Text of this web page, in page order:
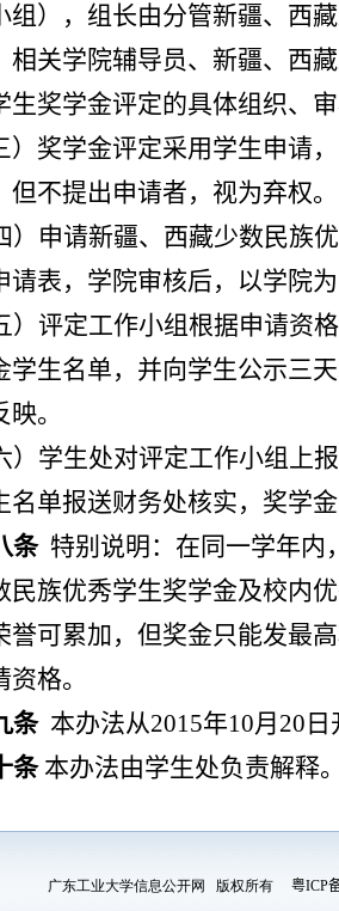
组），组长由分管新疆、西
相关学院辅导员、新疆、西
生奖学金评定的具体组织、
）奖学金评定采用学生申请
但不提出申请者，视为弃权。
）申请新疆、西藏少数民族
请表，学院审核后，以学院
）评定工作小组根据申请资
学生名单，并向学生公示三
。
）学生处对评定工作小组上
名单报送财务处核实，奖学
条特别说明：在同一学年内
民族优秀学生奖学金及校内
誉可累加，但奖金只能发最
格。
条 本办法从2015年10月20
条 本办法由学生处负责解释
广东工业大学信息公开网 版权所有 粤ICP